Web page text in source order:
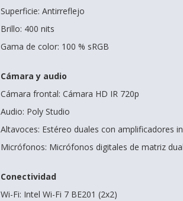
Superficie: Antirreflejo
Brillo: 400 nits
Gama de color: 100 % sRGB
Cámara y audio
Cámara frontal: Cámara HD IR 720p
Audio: Poly Studio
Altavoces: Estéreo duales con amplificadores
Micrófonos: Micrófonos digitales de matriz dual
Conectividad
Wi-Fi: Intel Wi-Fi 7 BE201 (2x2)